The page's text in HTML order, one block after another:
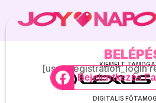
DIGITÁLIS KUPONOK
PROGRAMOK
KEDVENC
ADATAIM
KIEMELT
DIGITÁLIS
[user_registration_login
Bejelentkezés